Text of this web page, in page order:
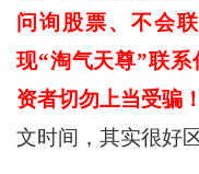
问询股票、不会
现“淘气天尊”联
资者切勿上当受骗！
文时间，其实很好